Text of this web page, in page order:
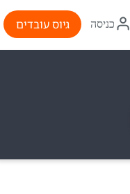
איקון
התחברות
כניסה גיוס עובדים